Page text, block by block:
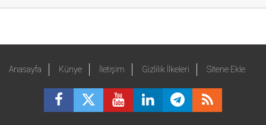
Anasayfa Künye İletişim Gizlilik İlkeleri Sitene Ekle